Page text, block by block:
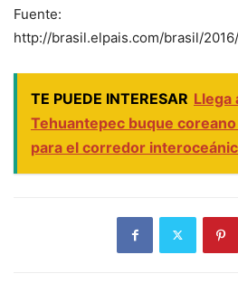
Fuente:
http://brasil.elpais.com/brasil/
TE PUEDE INTERESAR Llega
Tehuantepec buque
para el corredor